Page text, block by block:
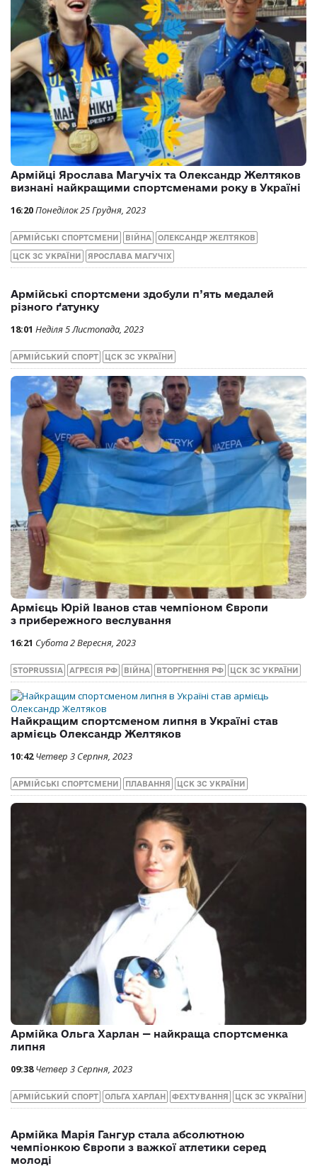
12:26 Понеділок 19 Лютого, 2024
АРМІЙСЬКИЙ СПОРТСМЕНИ ЦСК ЗС УКРАЇНИ
Армієць Жан Беленюк завоював бронзову медаль
чемпіонату Європи з боротьби
10:35Середа 14 Лютого, 2024
БЕЛЕНЮК ВІЙНА ГРЕКО-РИМСЬКА БОРОТЬБА
Армійці Ярослава Магучіх та Олександр Желтяков
визнані найкращими спортсменами року в Україні
16:20 Понеділок 25 Грудня, 2023
АРМІЙСЬКІ СПОРТСМЕНИ ВІЙНА ОЛЕКСАНДР ЖЕЛТЯКОВ
ЦСК ЗС УКРАЇНИ ЯРОСЛАВА МАГУЧІХ
Армійські спортсмени здобули п’ять медалей
різного ґатунку
18:01Неділя 5 Листопада, 2023
АРМІЙСЬКИЙ СПОРТ
Армієць Юрій Іванов став чемпіоном Європи
з прибережного веслування
ВІЙНА ВТОРГНЕННЯ РФ
Найкращим спортсменом липня в Україні став
армієць Олександр Желтяков
Четвер 3 Серпня, 2023
АРМІЙСЬКІ СПОРТСМЕНИ ПЛАВАННЯ ЦСК ЗС УКРАЇНИ